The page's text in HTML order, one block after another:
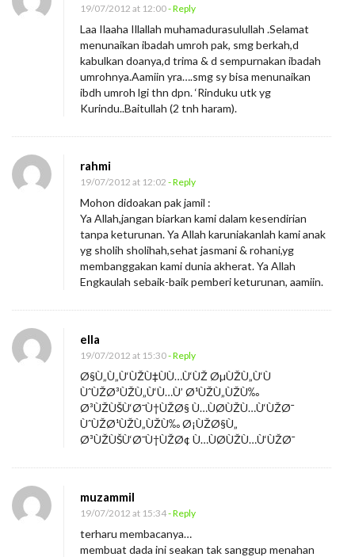
19/07/2012 at 12:00- Reply
Laa Ilaaha Illallah muhamadurasulullah .Selamat
menunaikan ibadah umroh pak, smg berkah,d
kabulkan doanya,d trima & d sempurnakan ibadah
umrohnya.Aamiin yra….smg sy bisa menunaikan
ibdh umroh lgi thn dpn. ‘Rinduku utk yg
Kurindu..Baitullah (2 tnh haram).
rahmi
19/07/2012 at 12:02 - Reply
Mohon didoakan pak jamil :
Ya Allah,jangan biarkan kami dalam kesendirian
tanpa keturunan. Ya Allah karuniakanlah kami anak
yg sholih sholihah,sehat jasmani & rohani,yg
membanggakan kami dunia akherat. Ya Allah
Engkaulah sebaik-baik pemberi keturunan, aamiin.
ella
19/07/2012 at 15:30- Reply
Ø§Ù„Ù„Ù‘ÙŽÙ‡ÙÙ…Ù‘ÙŽ ØµÙŽÙ„Ù‘Ù
ÙˆÙŽØ³ÙŽÙ„Ù‘Ù…Ù’ Ø¹ÙŽÙ„ÙŽÙ‰
Ø³ÙŽÙŠÙ‘Ø¯Ù†ÙŽØ§ Ù…ÙØ­ÙŽÙ…Ù‘ÙŽØ¯
ÙˆÙŽØ¹ÙŽÙ„ÙŽÙ‰ Ø¡ÙŽØ§Ù„
Ø³ÙŽÙŠÙ‘Ø¯Ù†ÙŽØ¢ Ù…ÙØ­ÙŽÙ…Ù‘ÙŽØ¯
muzammil
19/07/2012 at 15:34- Reply
terharu membacanya…
membuat dada ini seakan tak sanggup menahan